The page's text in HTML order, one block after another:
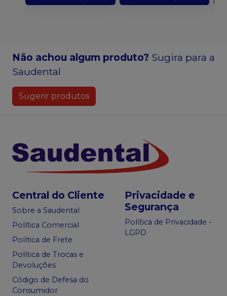
Não achou algum produto? Sugira para a
Saudental
Sugerir produtos
Central do Cliente
Sobre a Saudental
Política Comercial
Política de Frete
Política de Trocas e
Devoluções
Código de Defesa do
Consumidor
Privacidade e
Segurança
Política de Privacidade -
LGPD